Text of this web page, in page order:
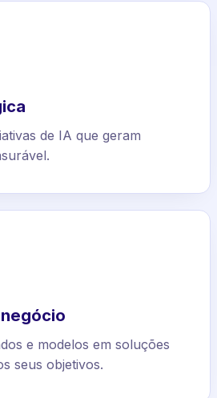
de IA que geram
e modelos em soluções
seus objetivos.